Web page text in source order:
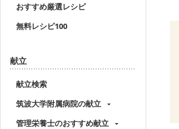
おすすめ厳選レシピ
無料レシピ100
献立
献立検索
筑波大学附属病院の献立
管理栄養士のおすすめ献立